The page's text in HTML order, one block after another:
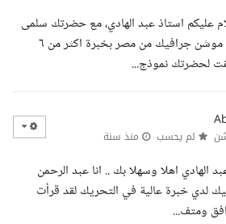
عليكم استاذ عبد الهادي، مع حضرتك سلمى
مصطفى مصممة فيديوهات موشن جرافيك من مصر بخبرة اكثر من ٦
لحضرتك نموذج...
لم يحسب منذ سنة
الهادي اهلا وسهلا بك .. انا عبد الرحمن
لدي خبرة عالية في التحريك لقد قرأت
ومتف...